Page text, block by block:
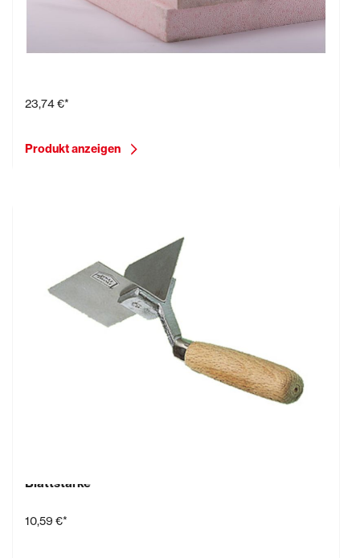
Dämmstoffsäge 2K für Styropor, 400 mm
23,74 €*
Produkt anzeigen
Blattstärke
10,59 €*